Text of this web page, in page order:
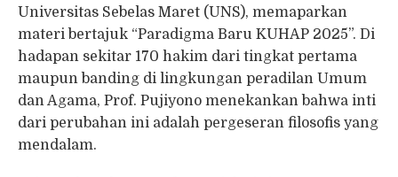
Universitas Sebelas Maret (UNS), memaparkan
materi bertajuk “Paradigma Baru KUHAP 2025”. Di
hadapan sekitar 170 hakim dari tingkat pertama
maupun banding di lingkungan peradilan Umum
dan Agama, Prof. Pujiyono menekankan bahwa inti
dari perubahan ini adalah pergeseran filosofis yang
mendalam.